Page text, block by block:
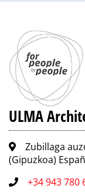
ULMA
Zubillaga
(Gipuzkoa)
+34 943 780